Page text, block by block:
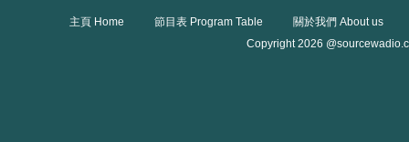
主頁 Home 節目表 Program Table
關於我們 About us
Copyright 2026